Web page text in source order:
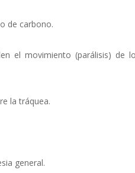
de carbono.
el movimiento (parálisis)
la tráquea.
general.